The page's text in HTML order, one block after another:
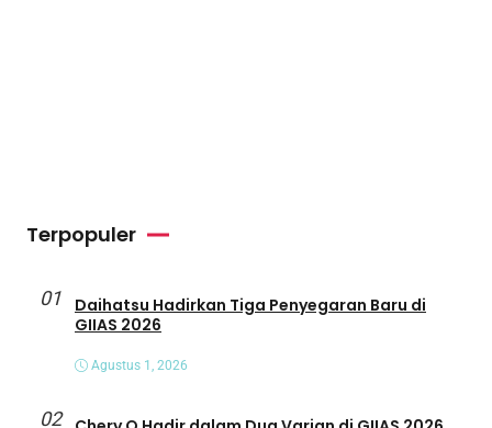
Terpopuler
01
Daihatsu Hadirkan Tiga Penyegaran Baru di
GIIAS 2026
Agustus 1, 2026
02